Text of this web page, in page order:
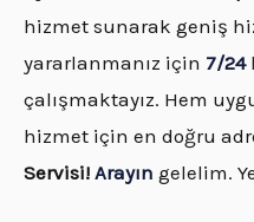
hizmet sunarak geniş
yararlanmanız için 7/24
çalışmaktayız. Hem
hizmet için en doğru
Servisi! Arayın gelelim.